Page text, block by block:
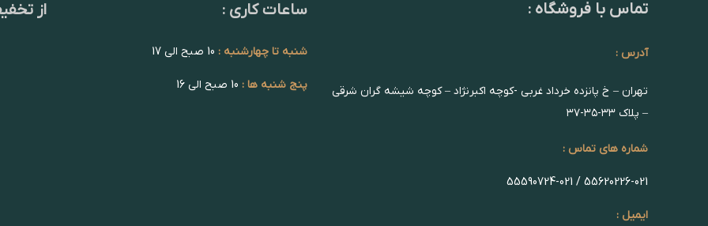
تماس با فروشگاه :
آدرس :
تهران – خ پانزده خرداد غربی -کوچه اکبرنژاد – کوچه شیشه گران شرقی
– پلاک ۳۳-۳۵-۳۷
شماره های تماس :
55620226-021 / 55590724-021
ایمیل :
ساعات کاری :
شنبه تا چهارشنبه :
پنج شنبه ها :
از